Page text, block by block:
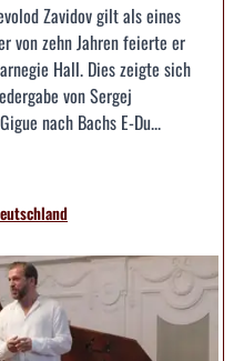
Zavidov gilt als eines
von zehn Jahren feierte er
Hall. Dies zeigte sich
von Sergej
nach Bachs E-Du...